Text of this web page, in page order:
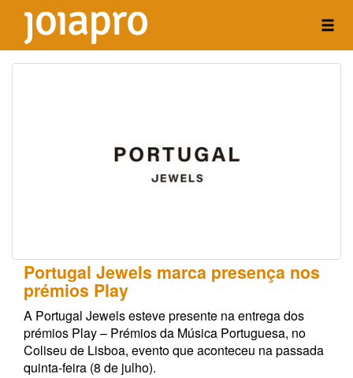
Portugal Jewels marca presença nos
prémios Play
A Portugal Jewels esteve presente na entrega dos
prémios Play – Prémios da Música Portuguesa, no
Coliseu de Lisboa, evento que aconteceu na passada
quinta-feira (8 de julho).